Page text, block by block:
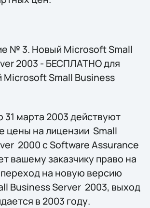
№ 3. Новый Microsoft Small
2003 - БЕСПЛАТНО для
Microsoft Small Business
31 марта 2003 действуют
цены на лицензии Small
2000 с Software Assurance
вашему заказчику право на
на новую версию
Business Server 2003, выход
в 2003 году.